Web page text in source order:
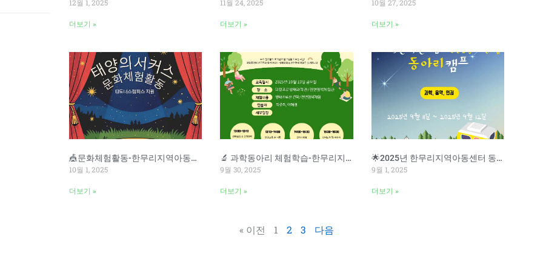
12월 1, 2025
더보기 »
11월 24, 2025
더보기 »
10월 27, 2025
더보기 »
🎪문화체험활동-한무리지역아동센터
10월 1, 2025
더보기 »
🔬 과학동아리 체험학습-한무리지역아동센터
9월 30, 2025
더보기 »
🌟2025년 한무리지역아동센터 동아리 캠프🌟
9월 1, 2025
더보기 »
« 이전 1 2 3 다음